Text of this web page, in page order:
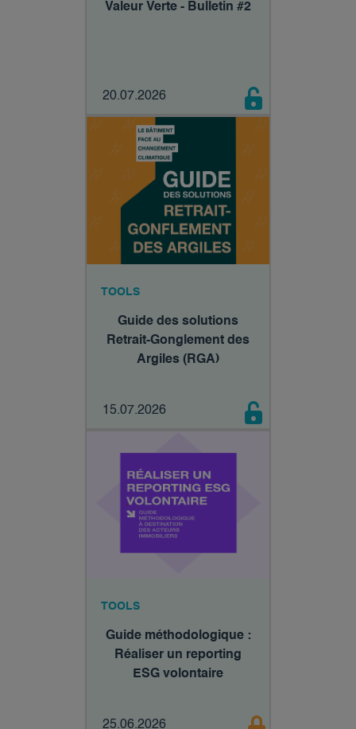
Valeur Verte - Bulletin #2
20.07.2026
TOOLS
Guide des solutions
Retrait-Gonglement des
Argiles (RGA)
15.07.2026
TOOLS
Guide méthodologique :
Réaliser un reporting
ESG volontaire
25.06.2026